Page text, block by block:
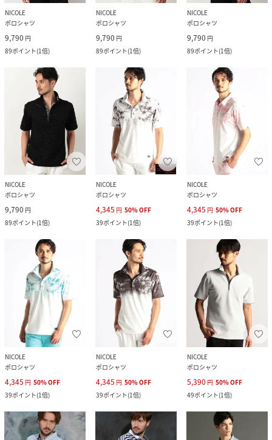
NICOLE
ポロシャツ
9,790 円
89ポイント(1倍)
NICOLE
ポロシャツ
9,790 円
89ポイント(1倍)
NICOLE
ポロシャツ
9,790 円
89ポイント(1倍)
NICOLE
ポロシャツ
9,790 円
89ポイント(1倍)
NICOLE
ポロシャツ
4,345 円 50%OFF
39ポイント(1倍)
NICOLE
ポロシャツ
4,345 円 50%OFF
39ポイント(1倍)
NICOLE
ポロシャツ
4,345 円 50%OFF
39ポイント(1倍)
NICOLE
ポロシャツ
4,345 円 50%OFF
39ポイント(1倍)
NICOLE
ポロシャツ
5,390 円 50%OFF
49ポイント(1倍)